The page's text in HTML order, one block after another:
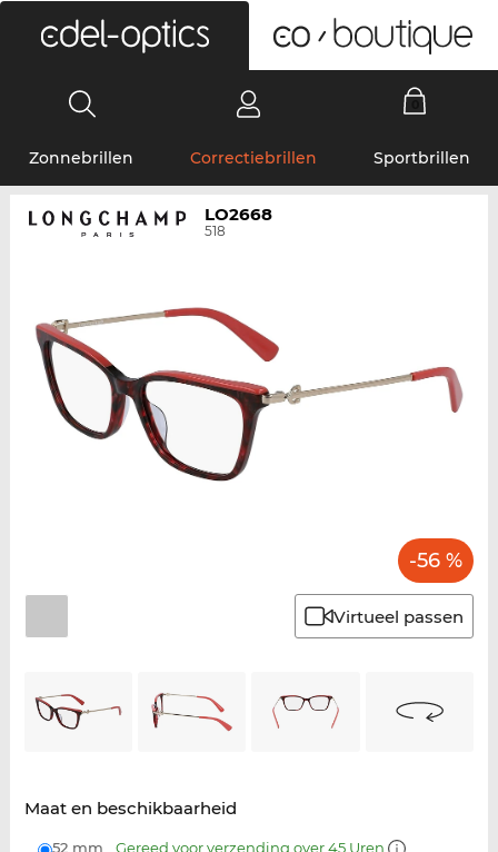
Zonnebrillen Correctiebrillen Sportbrillen
LO2668
518
-56 %
Virtueel passen
Maat en beschikbaarheid
52 mm Gereed voor verzending over 45 Uren